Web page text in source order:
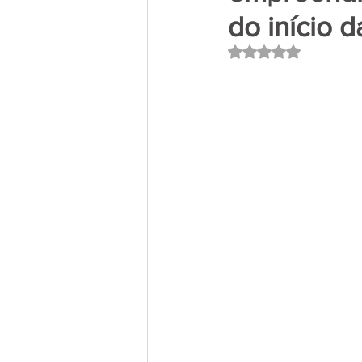
do início
Avaliado com